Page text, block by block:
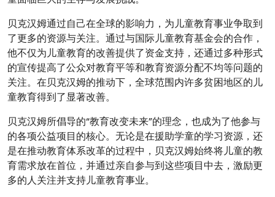
贝克汉姆通过自己在全球的影响力，为儿童教育事业争取到
了更多的资源与关注。通过与国际儿童教育基金会的合作，
他不仅为儿童教育的改善提供了资金支持，还通过多种形式
的宣传提高了公众对教育平等和教育资源分配不均等问题的
关注。在贝克汉姆的推动下，全球范围内许多贫困地区的儿
童教育得到了显著改善。
贝克汉姆所倡导的“教育改变未来”的理念，也成为了他参与
的各项公益项目的核心。无论是在援助学童的学习资源，还
是在推动教育体系改革的过程中，贝克汉姆始终将儿童的教
育需求放在首位，并通过亲自参与到这些项目中去，激励更
多的人关注并支持儿童教育事业。